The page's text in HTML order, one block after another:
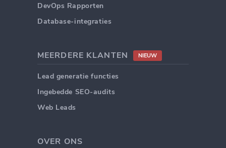
DevOps Rapporten
Database-integraties
MEERDERE KLANTEN NIEUW
Lead generatie functies
Ingebedde SEO-audits
Web Leads
OVER ONS